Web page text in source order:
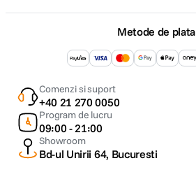
Metode de plata
Comenzi si suport
+40 21 270 0050
Program de lucru
09:00 - 21:00
Showroom
Bd-ul Unirii 64, Bucuresti